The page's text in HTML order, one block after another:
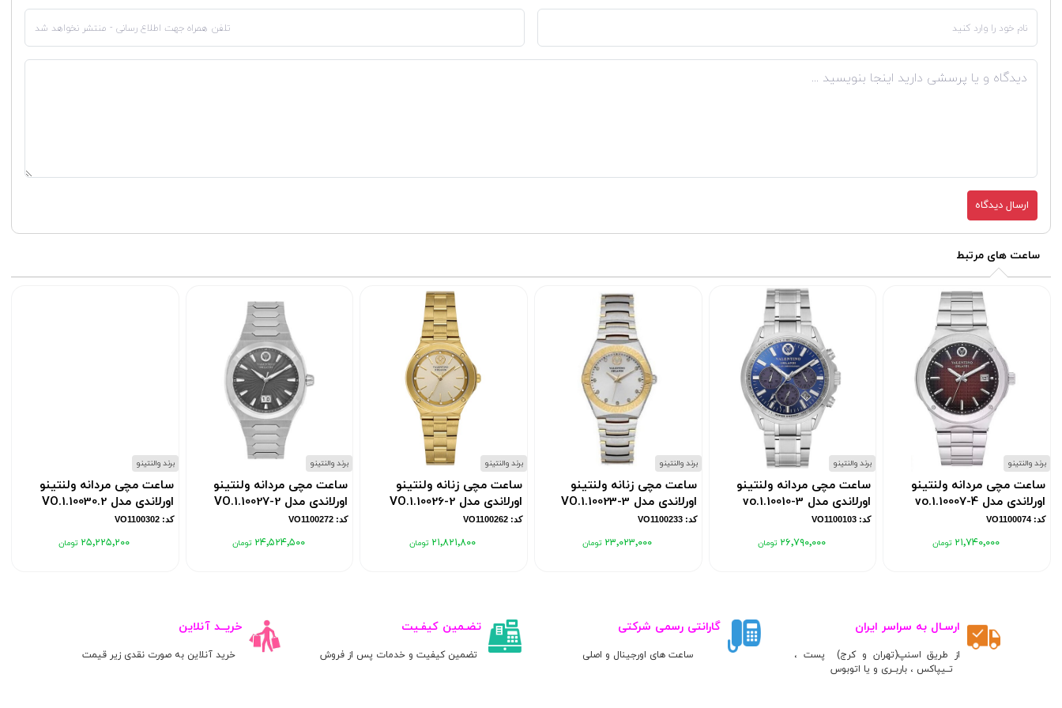
ارسال دیدگاه
ساعت های مرتبط
برند والنتینو
ساعت مچی مردانه ولنتینو
اورلاندی مدل vo.1.10007-4
کد: VO1100074
۲۱٬۷۴۰٬۰۰۰
برند والنتینو
ساعت مچی مردانه ولنتینو
اورلاندی مدل vo.1.10010-3
کد: VO1100103
۲۶٬۷۹۰٬۰۰۰
برند والنتینو
ساعت مچی زنانه ولنتینو
اورلاندی مدل VO.1.10023-3
کد: VO1100233
۲۳٬۰۲۳٬۰۰۰
برند والنتینو
ساعت مچی زنانه ولنتینو
اورلاندی مدل VO.1.10026-2
کد: VO1100262
۲۱٬۸۲۱٬۸۰۰
برند والنتینو
ساعت مچی مردانه ولنتینو
اورلاندی مدل VO.1.10027-2
کد: VO1100272
۲۴٬۵۲۴٬۵۰۰
برند والنتینو
ساعت مچی مردانه ولنتینو
اورلاندی مدل VO.1.10030.2
کد: VO1100302
۲۵٬۲۲۵٬۲۰۰
ارسـال به سراسر ایران
از طریق اسنپ(تهران و کرج) پست ،
تــیپاکس ، باربــری و یا اتوبوس
گارانتی رسمی شرکتی
ساعت های اورجینال و اصلی
تضـمین کیفـیت
تضمین کیفیت و خدمات پس از فروش
خریــد آنلاین
خرید آنلاین به صورت نقدی زیر قیمت